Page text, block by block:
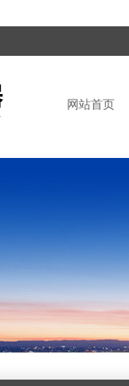
网站首页